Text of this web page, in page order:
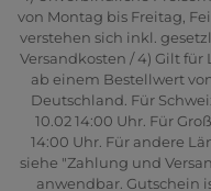
von Montag bis Freitag,
verstehen sich inkl.
Versandkosten / 4) Gilt
ab einem Bestellwert
Deutschland. Für
10.02 14:00 Uhr. Für
14:00 Uhr. Für andere
siehe "Zahlung und
anwendbar. Gutschein